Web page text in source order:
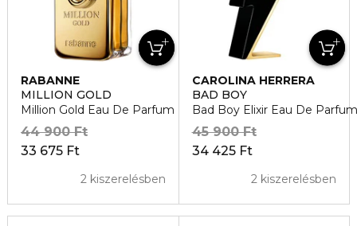
RABANNE
MILLION GOLD
Million Gold Eau De Parfum Intense
33 675 Ft
44 900 Ft
2 kiszerelésben
CAROLINA HERRERA
BAD BOY
Bad Boy Elixir Eau De
34 425 Ft
45 900 Ft
2 kiszerelésben